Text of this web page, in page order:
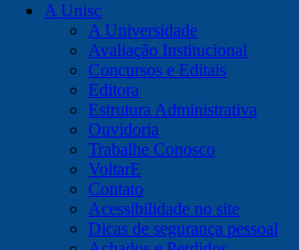
A Unisc
A Universidade
Avaliação Institucional
Concursos e Editais
Editora
Estrutura Administrativa
Ouvidoria
Trabalhe Conosco
VoltarE
Contato
Acessibilidade no site
Dicas de segurança pessoal